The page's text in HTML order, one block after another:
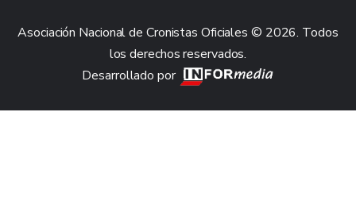
Asociación Nacional de Cronistas Oficiales © 2026. Todos
los derechos reservados.
Desarrollado por